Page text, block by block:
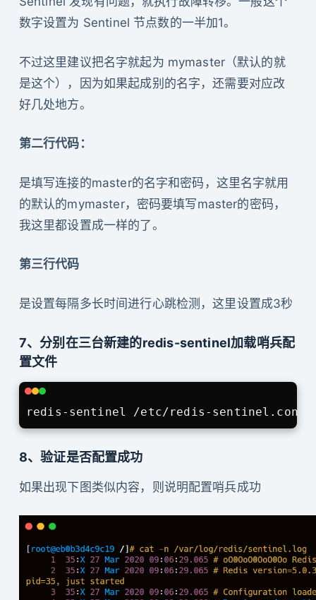
数字设置为 Sentinel 节点数的一半加1。
不过这里建议把名字就起为 mymaster（默认的就
是这个），因为如果起成别的名字，还需要对应改
好几处地方。
第二行代码：
是填写连接的master的名字和密码，这里名字就用
的默认的mymaster，密码要填写master的密码，
我这里都设置成一样的了。
第三行代码
是设置每隔多长时间进行心跳检测，这里设置成3秒
7、分别在三台新建的redis-sentinel加载哨兵配
置文件
8、验证是否配置成功
如果出现下图类似内容，则说明配置哨兵成功